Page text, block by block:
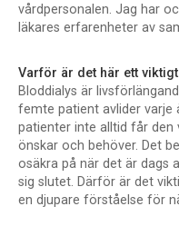
vårdpersonalen. Jag har
läkares erfarenheter av
Varför är det här ett
Bloddialys är
femte patient avlider varje
patienter inte alltid får den
önskar och behöver. Det
osäkra på när det är dags
sig slutet. Därför är det
en djupare förståelse för